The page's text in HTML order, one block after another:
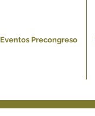
Eventos Precongreso